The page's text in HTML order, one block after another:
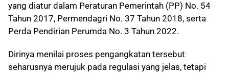
yang diatur dalam Peraturan Pemerintah (PP) No. 54
Tahun 2017, Permendagri No. 37 Tahun 2018, serta
Perda Pendirian Perumda No. 3 Tahun 2022.
Dirinya menilai proses pengangkatan tersebut
seharusnya merujuk pada regulasi yang jelas, tetapi